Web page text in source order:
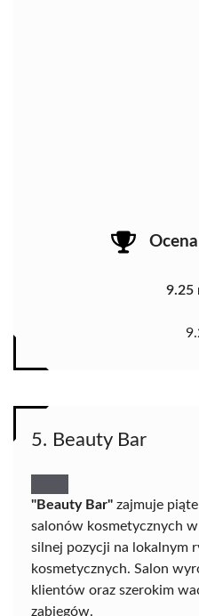
9.25
5. Beauty Bar
"Beauty Bar" zajmuje
salonów kosmetycznych
silnej pozycji na lokalnym
kosmetycznych. Salon
klientów oraz szerokim
zabiegów.